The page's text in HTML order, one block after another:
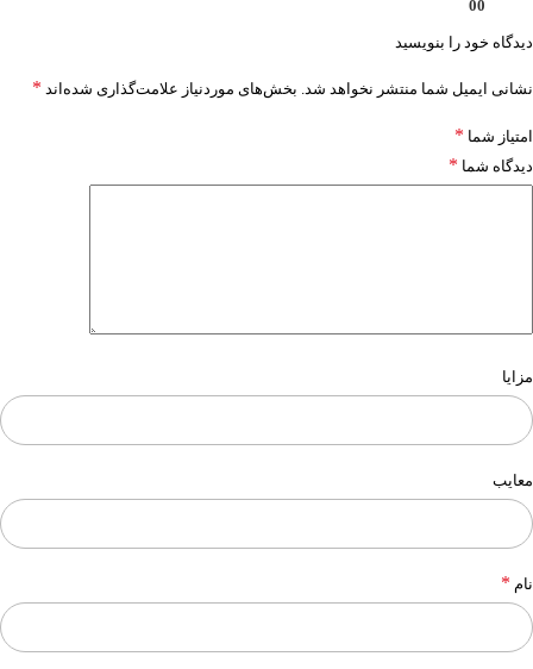
0
0
دیدگاه خود را بنویسید
نشانی ایمیل شما منتشر نخواهد شد. بخش‌های موردنیاز علامت‌گذاری شده‌اند *
امتیاز شما *
دیدگاه شما *
مزایا
معایب
نام *